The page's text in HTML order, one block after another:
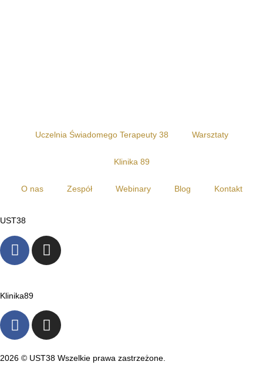
Uczelnia Świadomego Terapeuty 38 Warsztaty
Klinika 89
O nas Zespół Webinary Blog Kontakt
UST38
Klinika89
2026 © UST38 Wszelkie prawa zastrzeżone.